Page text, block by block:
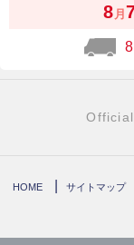
8 月
8
HOME サイトマップ